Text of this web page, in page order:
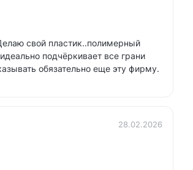
свой пластик..полимерный
подчёркивает все грани
обязательно еще эту фирму.
28.02.2026